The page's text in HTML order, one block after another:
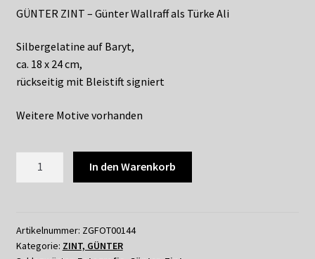
Versandkosten / Lieferung
Warenkorb
GÜNTER ZINT – Günter Wallraff als Türke Ali
Silbergelatine auf Baryt,
ca. 18 x 24 cm,
rückseitig mit Bleistift signiert
Weitere Motive vorhanden
GÜNTER
WALLRAFF
In den Warenkorb
Artikelnummer: ZGFOT00144
Kategorie: ZINT, GÜNTER